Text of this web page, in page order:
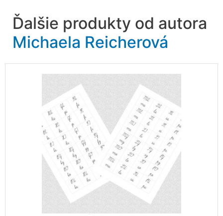
Ďalšie produkty od autora
Michaela Reicherová